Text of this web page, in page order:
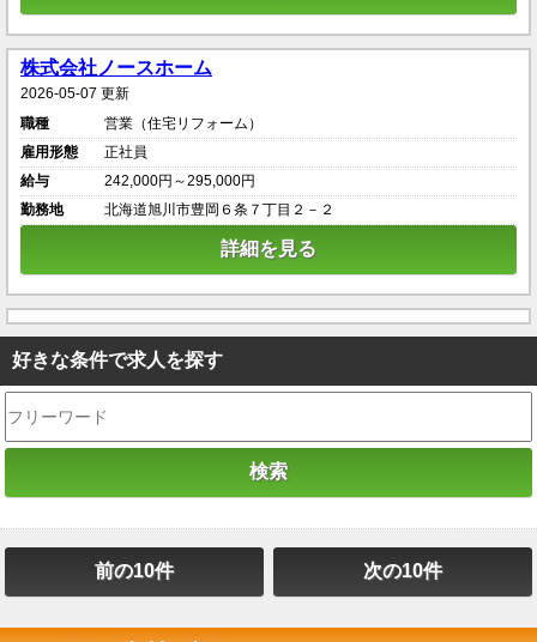
株式会社ノースホーム
2026-05-07 更新
職種
営業（住宅リフォーム）
雇用形態
正社員
給与
242,000円～295,000円
勤務地
北海道旭川市豊岡６条７丁目２－２
詳細を見る
好きな条件で求人を探す
前の10件 次の10件